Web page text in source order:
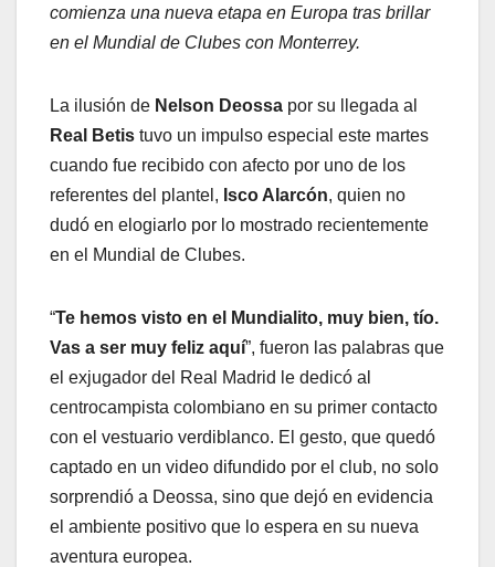
comienza una nueva etapa en Europa tras brillar
en el Mundial de Clubes con Monterrey.
La ilusión de Nelson Deossa por su llegada al
Real Betis tuvo un impulso especial este martes
cuando fue recibido con afecto por uno de los
referentes del plantel, Isco Alarcón, quien no
dudó en elogiarlo por lo mostrado recientemente
en el Mundial de Clubes.
“Te hemos visto en el Mundialito, muy bien, tío.
Vas a ser muy feliz aquí”, fueron las palabras que
el exjugador del Real Madrid le dedicó al
centrocampista colombiano en su primer contacto
con el vestuario verdiblanco. El gesto, que quedó
captado en un video difundido por el club, no solo
sorprendió a Deossa, sino que dejó en evidencia
el ambiente positivo que lo espera en su nueva
aventura europea.